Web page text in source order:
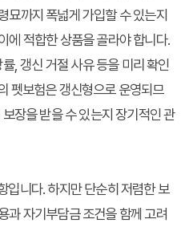
묘까지 폭넓게 가입할 수 있는지
에 적합한 상품을 골라야 합니다.
, 갱신 거절 사유 등을 미리 확인
펫보험은 갱신형으로 운영되므
장을 받을 수 있는지 장기적인 관
입니다. 하지만 단순히 저렴한 보
과 자기부담금 조건을 함께 고려